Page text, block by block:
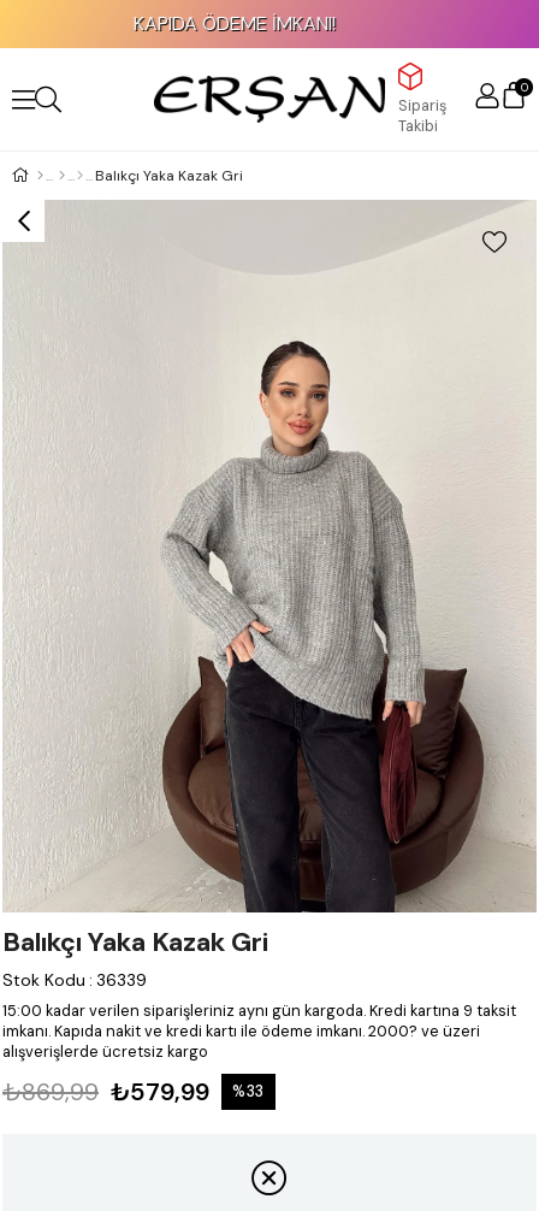
KAPIDA ÖDEME İMKANI!
Sipariş
Takibi
0
Balıkçı Yaka Kazak Gri
Balıkçı Yaka Kazak Gri
Stok Kodu : 36339
15:00 kadar verilen siparişleriniz aynı gün kargoda.Kredi kartına 9 taksit
imkanı.Kapıda nakit ve kredi kartı ile ödeme imkanı.2000? ve üzeri
alışverişlerde ücretsiz kargo
₺869,99 ₺579,99 %33